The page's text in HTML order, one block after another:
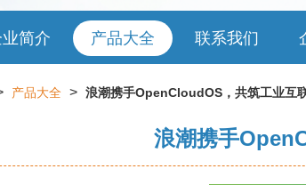
简介 产品大全 联系我们
产品大全 > 浪潮携手OpenCloudOS，共筑工业互
浪潮携手